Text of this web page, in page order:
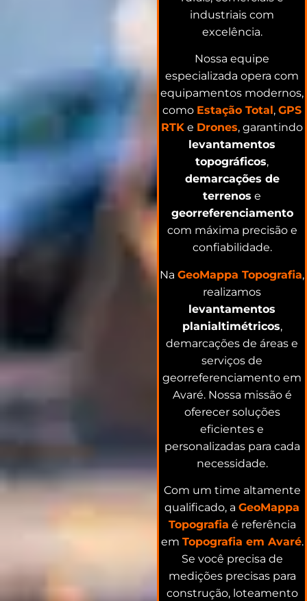
industriais com
excelência.
Nossa equipe
especializada opera com
equipamentos modernos,
como Estação Total,GPS
RTK e Drones, garantindo
levantamentos
topográficos,
demarcações de
terrenos e
georreferenciamento
com máxima precisão e
confiabilidade.
NaGeoMappa Topografia,
realizamos
levantamentos
planialtimétricos,
demarcações de áreas e
serviços de
georreferenciamento em
Avaré. Nossa missão é
oferecer soluções
eficientes e
personalizadas para cada
necessidade.
Com um time altamente
qualificado, aGeoMappa
Topografia é referência
em Topografia em Avaré.
Se você precisa de
medições precisas para
construção, loteamento